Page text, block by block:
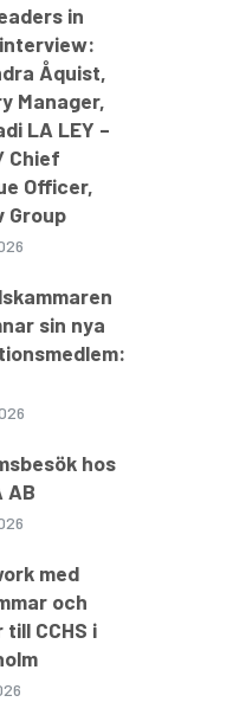
in
Åquist,
Manager,
LA LEY –
Chief
Officer,
Group
sin nya
hos
AB
med
och
CCHS i